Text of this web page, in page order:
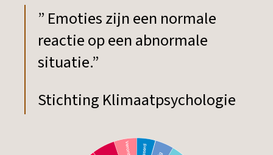
” Emoties zijn een normale
reactie op een abnormale
situatie.”
Stichting Klimaatpsychologie